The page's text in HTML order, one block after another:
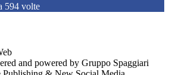
594 volte
and powered by Gruppo Spaggiari